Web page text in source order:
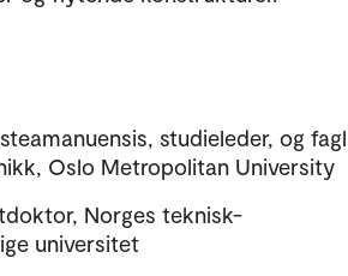
studieleder, og
Oslo Metropolitan University
Norges teknisk-
universitet